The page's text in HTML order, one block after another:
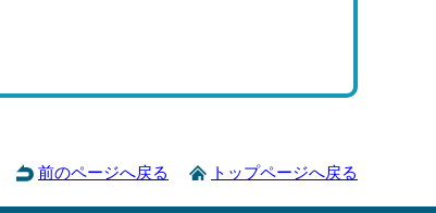
前のページへ戻る トップページへ戻る